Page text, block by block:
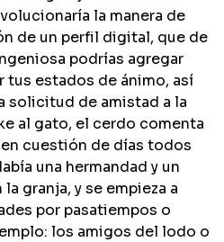
la manera de
de un perfil digital, que de
podrías agregar
tus estados de ánimo, así
solicitud de amistad a la
al gato, el cerdo comenta
cuestión de días todos
una hermandad y un
granja, y se empieza a
por pasatiempos o
los amigos del lodo o